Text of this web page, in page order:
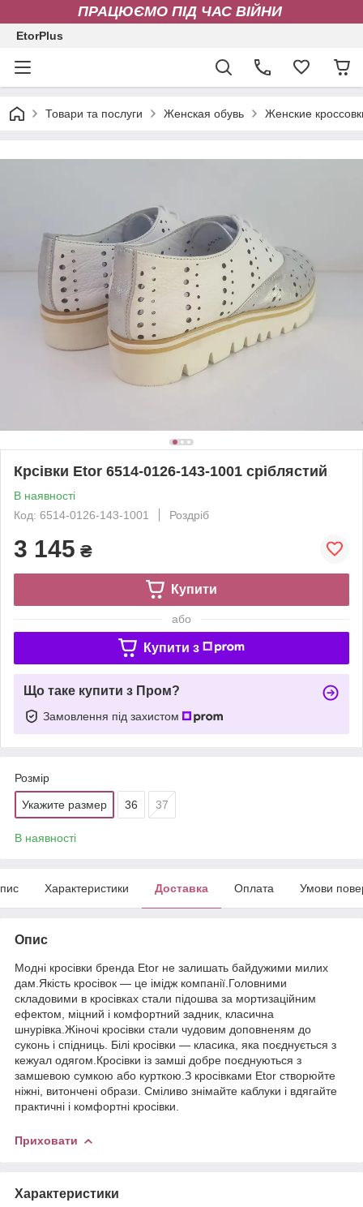
ПРАЦЮЄМО ПІД ЧАС ВІЙНИ
EtorPlus
Товари та послуги Женская обувь Женские
Крсівки Etor 6514-0126-143-1001 сріблястий
В наявності
Код: 6514-0126-143-1001
Роздріб
3 145 ₴
Купити
або
Купити з
Що таке купити з Пром?
Замовлення під захистом
Розмір
Укажите размер 36 37
В наявності
Характеристики Доставка Оплата Умови
Опис
Модні кросівки бренда Etor не залишать байдужими милих
дам.Якість кросівок — це імідж компанії.Головними
складовими в кросівках стали підошва за мортизаційним
ефектом, міцний і комфортний задник, класична
шнурівка.Жіночі кросівки стали чудовим доповненям до
суконь і спідниць. Білі кросівки — класика, яка поєднується з
кежуал одягом.Кросівки із замші добре поєднуються з
замшевою сумкою або курткою.З кросівками Etor створюйте
ніжні, витончені образи. Сміливо знімайте каблуки і вдягайте
практичні і комфортні кросівки.
Приховати
Характеристики